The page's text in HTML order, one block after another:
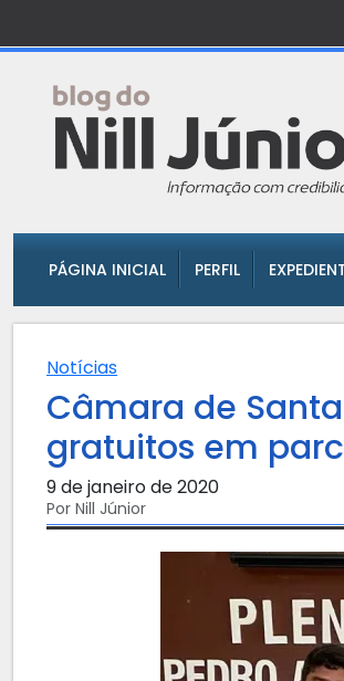
PÁGINA INICIAL PERFIL
Notícias
Câmara de
gratuitos em
9 de janeiro de 2020
Por Nill Júnior